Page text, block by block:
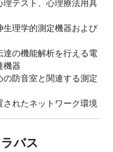
テスト、心理療法用具
生理学的測定機器および
達の機能解析を行える電
機器
防音室と関連する測定
れたネットワーク環境
バス